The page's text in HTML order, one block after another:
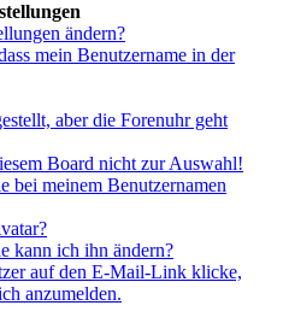
ändern?
mein Benutzername in der
aber die Forenuhr geht
Board nicht zur Auswahl!
bei meinem Benutzernamen
kann ich ihn ändern?
auf den E-Mail-Link klicke,
anzumelden.